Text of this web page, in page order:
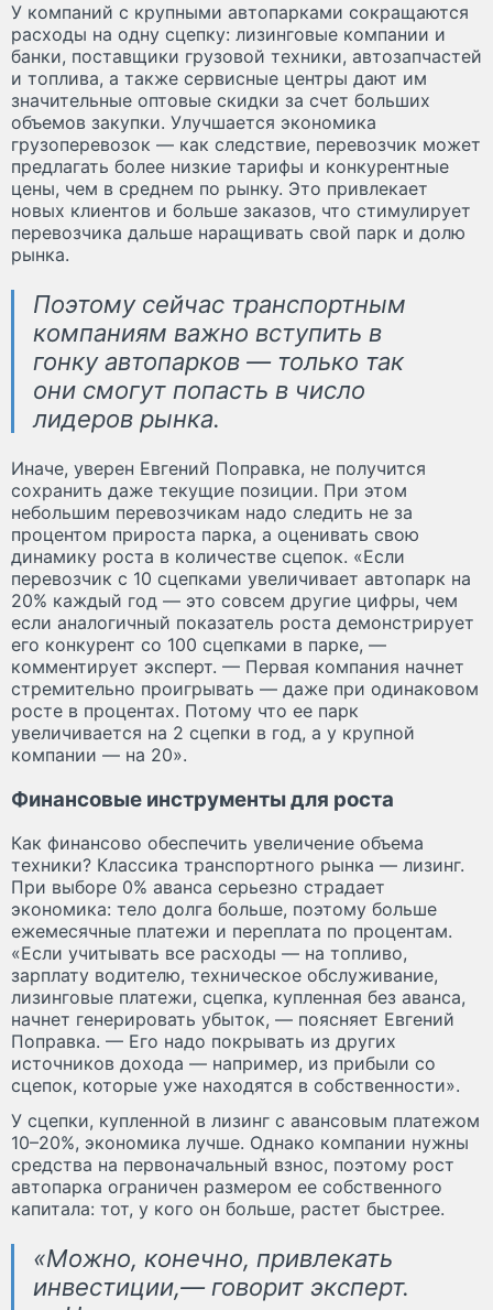
У компаний с крупными автопарками сокращаются
расходы на одну сцепку: лизинговые компании и
банки, поставщики грузовой техники, автозапчастей
и топлива, а также сервисные центры дают им
значительные оптовые скидки за счет больших
объемов закупки. Улучшается экономика
грузоперевозок — как следствие, перевозчик может
предлагать более низкие тарифы и конкурентные
цены, чем в среднем по рынку. Это привлекает
новых клиентов и больше заказов, что стимулирует
перевозчика дальше наращивать свой парк и долю
рынка.
Поэтому сейчас транспортным
компаниям важно вступить в
гонку автопарков — только так
они смогут попасть в число
лидеров рынка.
Иначе, уверен Евгений Поправка, не получится
сохранить даже текущие позиции. При этом
небольшим перевозчикам надо следить не за
процентом прироста парка, а оценивать свою
динамику роста в количестве сцепок. «Если
перевозчик с 10 сцепками увеличивает автопарк на
20% каждый год — это совсем другие цифры, чем
если аналогичный показатель роста демонстрирует
его конкурент со 100 сцепками в парке, —
комментирует эксперт. — Первая компания начнет
стремительно проигрывать — даже при одинаковом
росте в процентах. Потому что ее парк
увеличивается на 2 сцепки в год, а у крупной
компании — на 20».
Финансовые инструменты для роста
Как финансово обеспечить увеличение объема
техники? Классика транспортного рынка — лизинг.
При выборе 0% аванса серьезно страдает
экономика: тело долга больше, поэтому больше
ежемесячные платежи и переплата по процентам.
«Если учитывать все расходы — на топливо,
зарплату водителю, техническое обслуживание,
лизинговые платежи, сцепка, купленная без аванса,
начнет генерировать убыток, — поясняет Евгений
Поправка. — Его надо покрывать из других
источников дохода — например, из прибыли со
сцепок, которые уже находятся в собственности».
У сцепки, купленной в лизинг с авансовым платежом
10–20%, экономика лучше. Однако компании нужны
средства на первоначальный взнос, поэтому рост
автопарка ограничен размером ее собственного
капитала: тот, у кого он больше, растет быстрее.
«Можно, конечно, привлекать
инвестиции,— говорит эксперт.